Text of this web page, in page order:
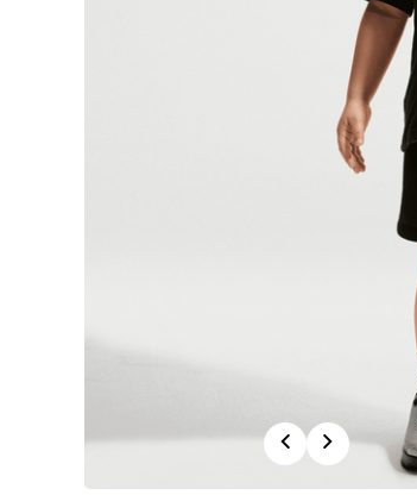
PreviousNext